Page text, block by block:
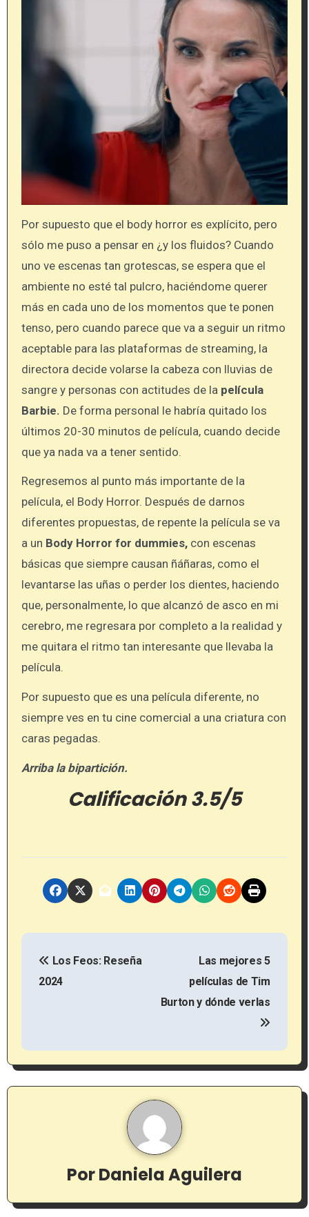
Por supuesto que el body horror es explícito, pero
sólo me puso a pensar en ¿y los fluidos? Cuando
uno ve escenas tan grotescas, se espera que el
ambiente no esté tal pulcro, haciéndome querer
más en cada uno de los momentos que te ponen
tenso, pero cuando parece que va a seguir un ritmo
aceptable para las plataformas de streaming, la
directora decide volarse la cabeza con lluvias de
sangre y personas con actitudes de la película
Barbie. De forma personal le habría quitado los
últimos 20-30 minutos de película, cuando decide
que ya nada va a tener sentido.
Regresemos al punto más importante de la
película, el Body Horror. Después de darnos
diferentes propuestas, de repente la película se va
a un Body Horror for dummies,con escenas
básicas que siempre causan ñáñaras, como el
levantarse las uñas o perder los dientes, haciendo
que, personalmente, lo que alcanzó de asco en mi
cerebro, me regresara por completo a la realidad y
me quitara el ritmo tan interesante que llevaba la
película.
Por supuesto que es una película diferente, no
siempre ves en tu cine comercial a una criatura con
caras pegadas.
Arriba la bipartición.
Calificación 3.5/5
N
g
a
n
Los Feos: Reseña
2024
Las mejores 5
películas de Tim
Burton y dónde verlas
PorDaniela Aguilera